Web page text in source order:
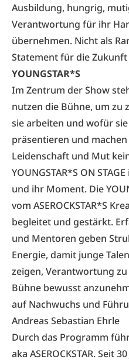
Ausbildung, hungrig,
Verantwortung für ihr
übernehmen. Nicht als
Statement für die
YOUNGSTAR*S
Im Zentrum der Show
nutzen die Bühne, um zu
sie arbeiten und wofür
präsentieren und machen
Leidenschaft und Mut
YOUNGSTAR*S ON
und ihr Moment. Die
vom ASEROCKSTAR*S
begleitet und gestärkt.
und Mentoren geben
Energie, damit junge
zeigen, Verantwortung
Bühne bewusst
auf Nachwuchs und
Andreas Sebastian Ehrle
Durch das Programm
aka ASEROCKSTAR. Seit